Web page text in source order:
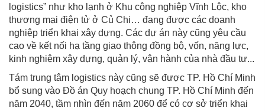
logistics” như kho lạnh ở Khu công nghiệp Vĩnh Lộc, kho
thương mại điện tử ở Củ Chi… đang được các doanh
nghiệp triển khai xây dựng. Các dự án này cũng yêu cầu
cao về kết nối hạ tầng giao thông đồng bộ, vốn, năng lực,
kinh nghiệm xây dựng, quản lý, vận hành của nhà đầu tư...
Tám trung tâm logistics này cũng sẽ được TP. Hồ Chí Minh
bổ sung vào Đồ án Quy hoạch chung TP. Hồ Chí Minh đến
năm 2040, tầm nhìn đến năm 2060 để có cơ sở triển khai